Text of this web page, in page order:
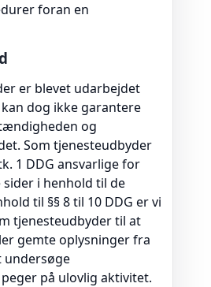
foran en
er blevet udarbejdet
dog ikke garantere
og
Som tjenesteudbyder
1 DDG ansvarlige for
i henhold til de
til §§ 8 til 10 DDG er vi
tjenesteudbyder til at
gemte oplysninger fra
undersøge
på ulovlig aktivitet.